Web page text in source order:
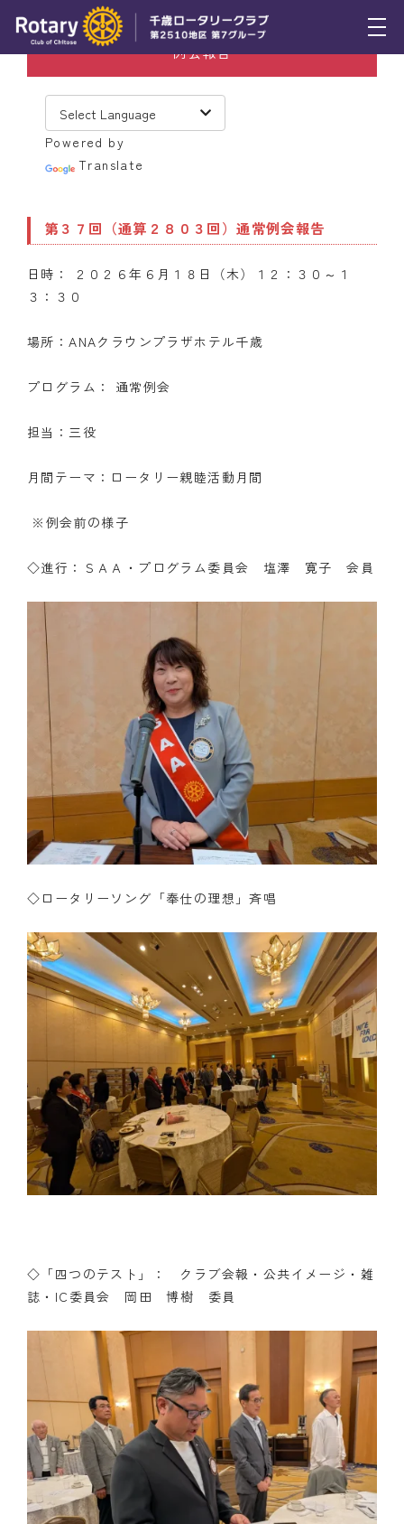
トピックス
例会報告
スケジュール
年間プログラム
クラブの歴史
歴代会長・幹事
記念誌
案内
例会場・事務局の案内
リンク集
情報公開
入会のご案内
例会報告
Powered by
Translate
第３７回（通算２８０３回）通常例会報告
日時： ２０２６年６月１８日（木）１２：３０～１
３：３０
場所：ANAクラウンプラザホテル千歳
プログラム： 通常例会
担当：三役
月間テーマ：ロータリー親睦活動月間
※例会前の様子
◇進行：ＳＡＡ・プログラム委員会 塩澤 寛子 会員
◇ロータリーソング「奉仕の理想」斉唱
◇「四つのテスト」： クラブ会報・公共イメージ・雑
誌・IC委員会 岡田 博樹 委員